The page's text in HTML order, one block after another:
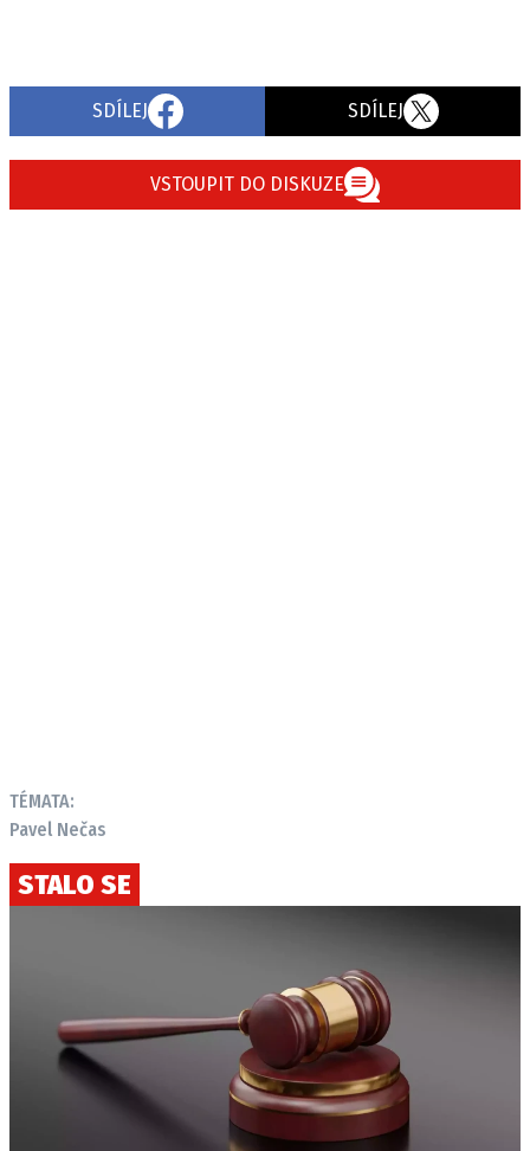
SDÍLEJ SDÍLEJ
VSTOUPIT DO DISKUZE
TÉMATA:
Pavel Nečas
STALO SE